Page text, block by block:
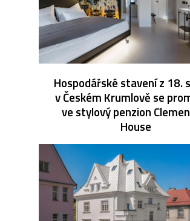
Hospodářské stavení z 18.
v Českém Krumlově se
ve stylový penzion
House